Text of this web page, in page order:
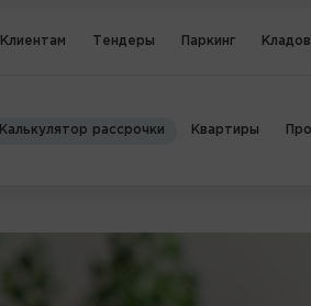
Клиентам Тендеры Паркинг
Калькулятор рассрочки Квартиры